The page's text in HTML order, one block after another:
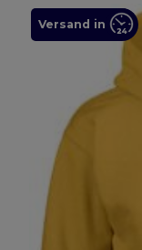
Versand in